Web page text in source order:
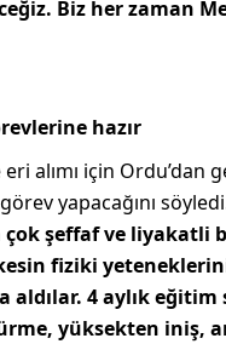
Biz her zaman
hazır
alımı için Ordu’dan
yapacağını
şeffaf ve liyakatli
fiziki
4 aylık
yüksekten iniş,